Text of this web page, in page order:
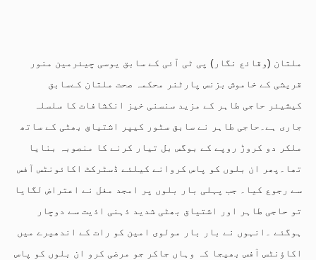
ملتان (وقائع نگار) پی ٹی آئی کے سابق یوسی چیئرمین منور
قریشی کے خاموش بزنس پارٹنر محکمہ صحت ملتان کےسابق
کیشیئر حاجی طاہر کے مزید سنسنی خیز انکشافات کا سلسلہ
جاری ہے۔حاجی طاہر نے سابق سٹور کیپر اشتیاق بھٹی کے ساتھ
ملکر دو کروڑ روپے کے بوگس بل تیار کرنے کا منصوبہ بنایا
تھا۔پھر ان بلوں کو پاس کروانے کیلئے ڈسٹرکٹ اکائونٹس آفس
سے رجوع کیا۔ جب پہلی بار بلوں پر امجد مغل نے اعتراض لگایا
تو حاجی طاہر اور اشتیاق بھٹی شدید ذہنی اذیت سے دوچار
ہوگئے ۔انہوں نے بار بار مولوی امین کو رات کے اندھیرے میں
اکاؤنٹس آفس بھیجا کہ وہاں جاکر جو مرضی کرو ان بلوں کو پاس